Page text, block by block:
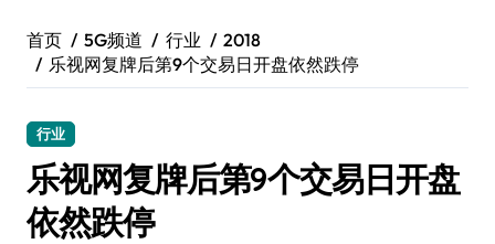
首页 5G频道 行业
2018
乐视网复牌后第9个交易日开盘依然跌停
行业
乐视网复牌后第9个交易日开盘
依然跌停